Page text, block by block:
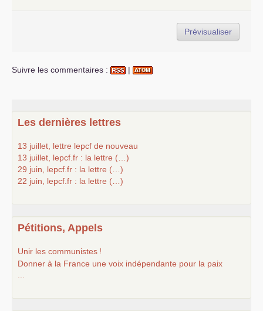
Suivre les commentaires : |
Les dernières lettres
13 juillet, lettre lepcf de nouveau
13 juillet, lepcf.fr : la lettre (…)
29 juin, lepcf.fr : la lettre (…)
22 juin, lepcf.fr : la lettre (…)
Pétitions, Appels
Unir les communistes !
Donner à la France une voix indépendante pour la paix